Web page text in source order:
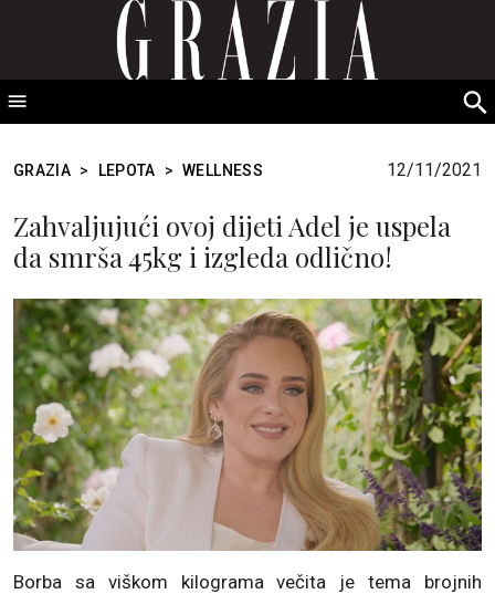
GRAZIA Srbija
GRAZIA > LEPOTA > WELLNESS 12/11/2021
Zahvaljujući ovoj dijeti Adel je uspela
da smrša 45kg i izgleda odlično!
Borba sa viškom kilograma večita je tema brojnih